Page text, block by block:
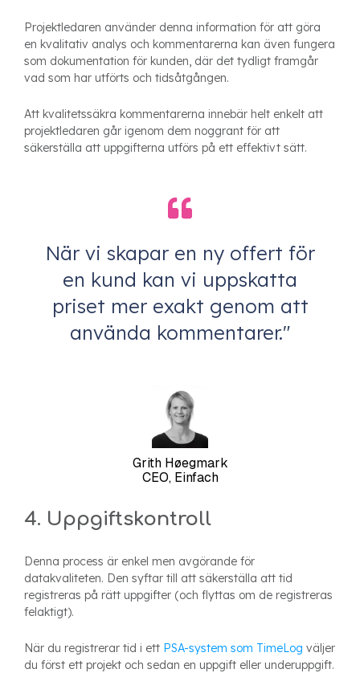
Projektledaren använder denna information för att göra
en kvalitativ analys och kommentarerna kan även fungera
som dokumentation för kunden, där det tydligt framgår
vad som har utförts och tidsåtgången.
Att kvalitetssäkra kommentarerna innebär helt enkelt att
projektledaren går igenom dem noggrant för att
säkerställa att uppgifterna utförs på ett effektivt sätt.
När vi skapar en ny offert för
en kund kan vi uppskatta
priset mer exakt genom att
använda kommentarer."
Grith Høegmark
CEO, Einfach
4. Uppgiftskontroll
Denna process är enkel men avgörande för
datakvaliteten. Den syftar till att säkerställa att tid
registreras på rätt uppgifter (och flyttas om de registreras
felaktigt).
När du registrerar tid i ett PSA-system som TimeLog väljer
du först ett projekt och sedan en uppgift eller underuppgift.